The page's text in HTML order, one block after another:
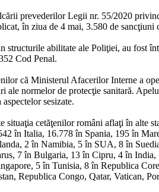
prevederilor Legii nr. 55/2020
în ziua de 4 mai, 3.580 de
structurile abilitate ale Poliţiei, au fost
Cod Penal.
că Ministerul Afacerilor Interne a
ale normelor de protecţie sanitară.
sesizate.
situaţia cetăţenilor români aflaţi în alte
în Italia, 16.778 în Spania, 195 în
2 în Namibia, 5 în SUA, 8 în
7 în Bulgaria, 13 în Cipru, 4 în
5 în Tunisia, 8 în Republica
Republica Congo, Qatar, Vatican,